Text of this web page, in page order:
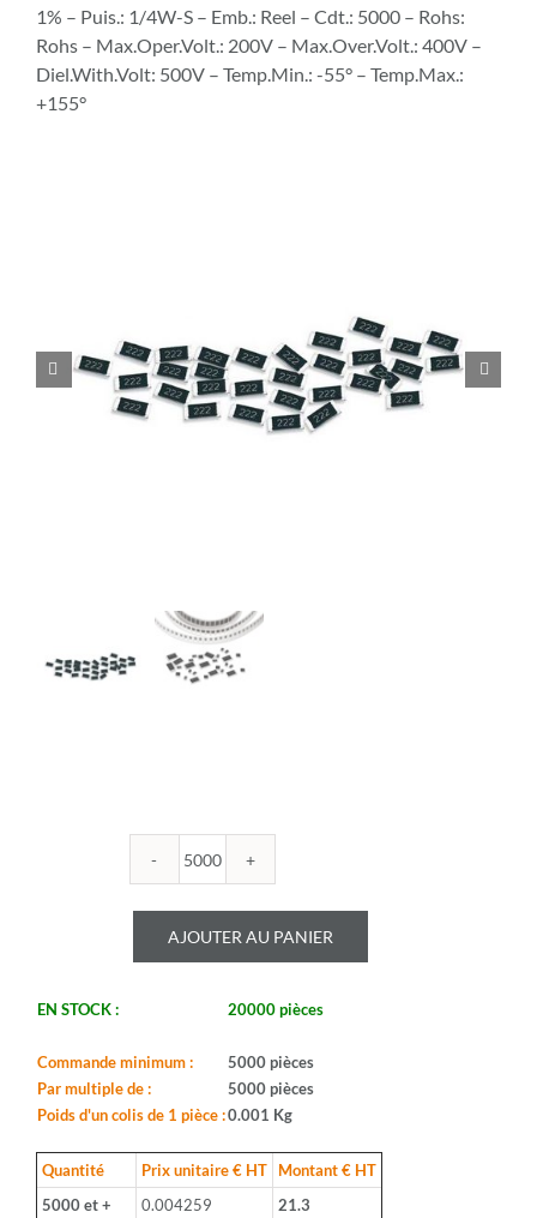
1% – Puis.: 1/4W-S – Emb.: Reel – Cdt.: 5000 – Rohs:
Rohs – Max.Oper.Volt.: 200V – Max.Over.Volt.: 400V –
Diel.With.Volt: 500V – Temp.Min.: -55° – Temp.Max.:
+155°
 
quantité
ROYALOHM
-
R1206B
Boitier:
1206
-
301Kohm
-
Tol.:
AJOUTER AU PANIER
EN STOCK : 20000 pièces
Commande minimum :
5000 pièces
Par multiple de :
5000 pièces
Poids d'un colis de 1 pièce :0.001 Kg
Quantité Prix unitaire € HT
Montant € HT
5000 et +
0.004259
21.3